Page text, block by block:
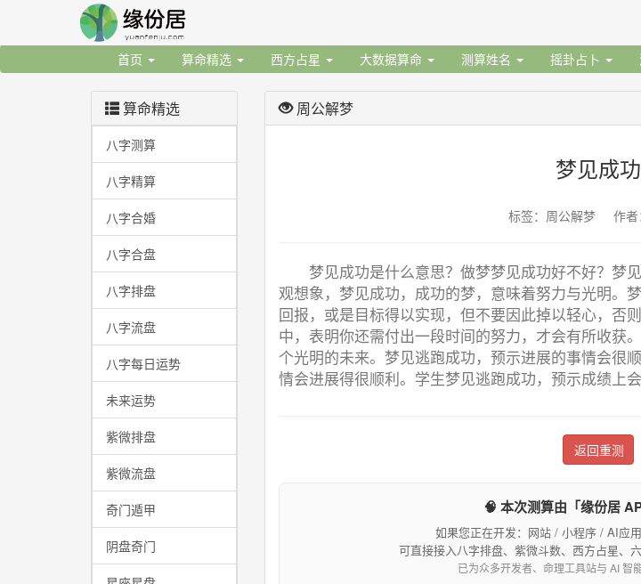
首页 算命精选 西方占星 大数据算命 测算姓名 摇卦占卜
算命精选
八字测算
八字精算
八字合婚
八字合盘
八字排盘
八字流盘
八字每日运势
未来运势
紫微排盘
紫微流盘
奇门遁甲
阴盘奇门
周公解梦
梦见成功
标签：周公解梦 作者
梦见成功是什么意思？做梦梦见成功好不好？梦
观想象，梦见成功，成功的梦，意味着努力与光明。
回报，或是目标得以实现，但不要因此掉以轻心，否
中，表明你还需付出一段时间的努力，才会有所收获
个光明的未来。梦见逃跑成功，预示进展的事情会很
情会进展得很顺利。学生梦见逃跑成功，预示成绩上
返回重测
🧠 本次测算由「缘份居
如果您正在开发：网站 / 小程序 / AI应
可直接接入八字排盘、紫微斗数、西方占星、
已为众多开发者、命理工具站与 AI 智